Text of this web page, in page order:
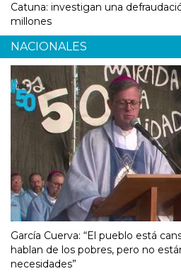
Catuna: investigan una
millones
NACIONALES
García Cuerva: “El pueblo está
hablan de los pobres, pero no
necesidades”